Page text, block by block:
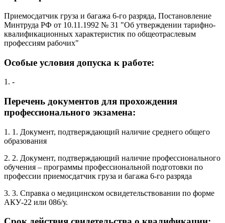
Приемосдатчик груза и багажа 6-го разряда, Постановление
Минтруда РФ от 10.11.1992 № 31 "Об утверждении тарифно-
квалификационных характеристик по общеотраслевым
профессиям рабочих"
Особые условия допуска к работе:
1. -
Перечень документов для прохождения
профессионального экзамена:
1. 1. Документ, подтверждающий наличие среднего общего
образования
2. 2. Документ, подтверждающий наличие профессионального
обучения – программы профессиональной подготовки по
профессии приемосдатчик груза и багажа 6-го разряда
3. 3. Справка о медицинском освидетельствовании по форме
АКУ-22 или 086/у.